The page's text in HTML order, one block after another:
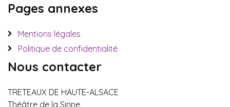
Pages annexes
Mentions légales
Politique de confidentialité
Nous contacter
TRETEAUX DE HAUTE-ALSACE
Théâtre de la Sinne